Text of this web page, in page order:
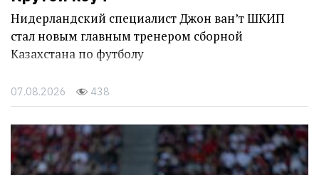
Нидерландский специалист Джон ван’т ШКИП
стал новым главным тренером сборной
Казахстана по футболу
07.08.2026 438